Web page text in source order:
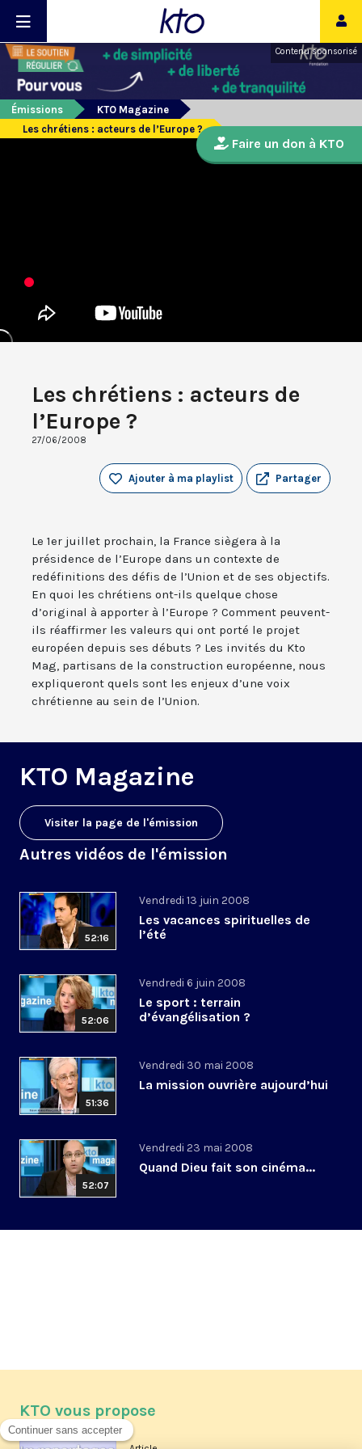
Contenu sponsorisé
Émissions
KTO Magazine
Les chrétiens : acteurs de l’Europe ?
Les chrétiens : acteurs de
l’Europe ?
27/06/2008
Partager
Ajouter à ma playlist
Le 1er juillet prochain, la France siègera à la
présidence de l’Europe dans un contexte de
redéfinitions des défis de l’Union et de ses objectifs.
En quoi les chrétiens ont-ils quelque chose
d’original à apporter à l’Europe ? Comment peuvent-
ils réaffirmer les valeurs qui ont porté le projet
européen depuis ses débuts ? Les invités du Kto
Mag, partisans de la construction européenne, nous
expliqueront quels sont les enjeux d’une voix
chrétienne au sein de l’Union.
KTO Magazine
Visiter la page de l'émission
Autres vidéos de l'émission
52:16
Vendredi 13 juin 2008
Les vacances spirituelles de
l’été
52:06
Vendredi 6 juin 2008
Le sport : terrain
d’évangélisation ?
51:36
Vendredi 30 mai 2008
La mission ouvrière aujourd’hui
52:07
Vendredi 23 mai 2008
Quand Dieu fait son cinéma...
Faire un don à KTO
KTO vous propose